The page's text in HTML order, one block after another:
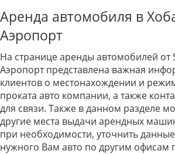
Аренда автомобиля в
Аэропорт
На странице аренды автомобилей от
Аэропорт представлена важная
клиентов о местонахождении и
проката авто компании, а также
для связи. Также в данном разделе
другие места выдачи арендных
при необходимости, уточнить
нужного Вам авто по другим офисам